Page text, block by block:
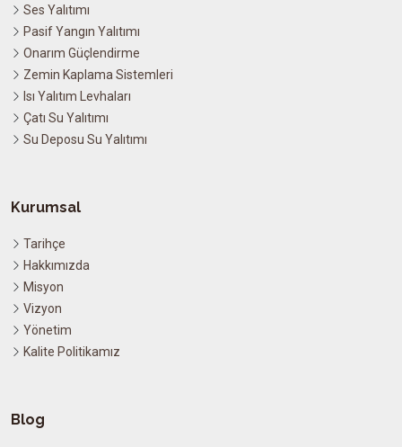
Ses Yalıtımı
Pasif Yangın Yalıtımı
Onarım Güçlendirme
Zemin Kaplama Sistemleri
Isı Yalıtım Levhaları
Çatı Su Yalıtımı
Su Deposu Su Yalıtımı
Kurumsal
Tarihçe
Hakkımızda
Misyon
Vizyon
Yönetim
Kalite Politikamız
Blog